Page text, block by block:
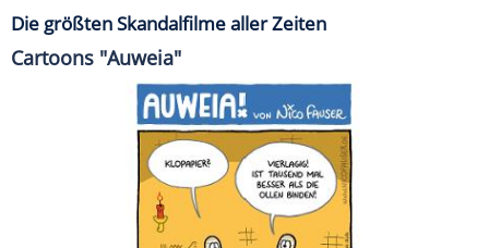
Die größten Skandalfilme aller Zeiten
Cartoons "Auweia"